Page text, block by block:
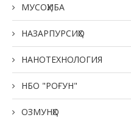
МУСОҲИБА
НАЗАРПУРСИҲО
НАНОТЕХНОЛОГИЯ
НБО "РОҒУН"
ОЗМУНҲО